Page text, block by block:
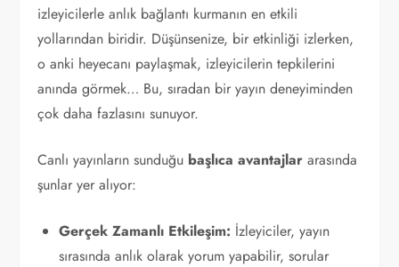
izleyicilerle anlık bağlantı kurmanın en etkili
yollarından biridir. Düşünsenize, bir etkinliği izlerken,
o anki heyecanı paylaşmak, izleyicilerin tepkilerini
anında görmek… Bu, sıradan bir yayın deneyiminden
çok daha fazlasını sunuyor.
Canlı yayınların sunduğu başlıca avantajlar arasında
şunlar yer alıyor:
Gerçek Zamanlı Etkileşim: İzleyiciler, yayın
sırasında anlık olarak yorum yapabilir, sorular